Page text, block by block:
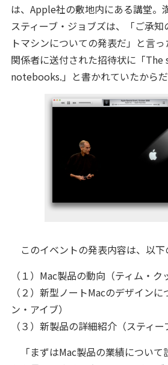
は、Apple社の敷地内にある講堂。
スティーブ・ジョブズは、「ご承知
トマシンについての発表だ」と言
関係者に送付された招待状に「
notebooks.」と書かれていたからだ
このイベントの発表内容は、以下
（１）Mac製品の動向（ティム・ク
（２）新型ノートMacのデザイン
ン・アイブ）
（３）新製品の詳細紹介（スティー
「まずはMac製品の業績について